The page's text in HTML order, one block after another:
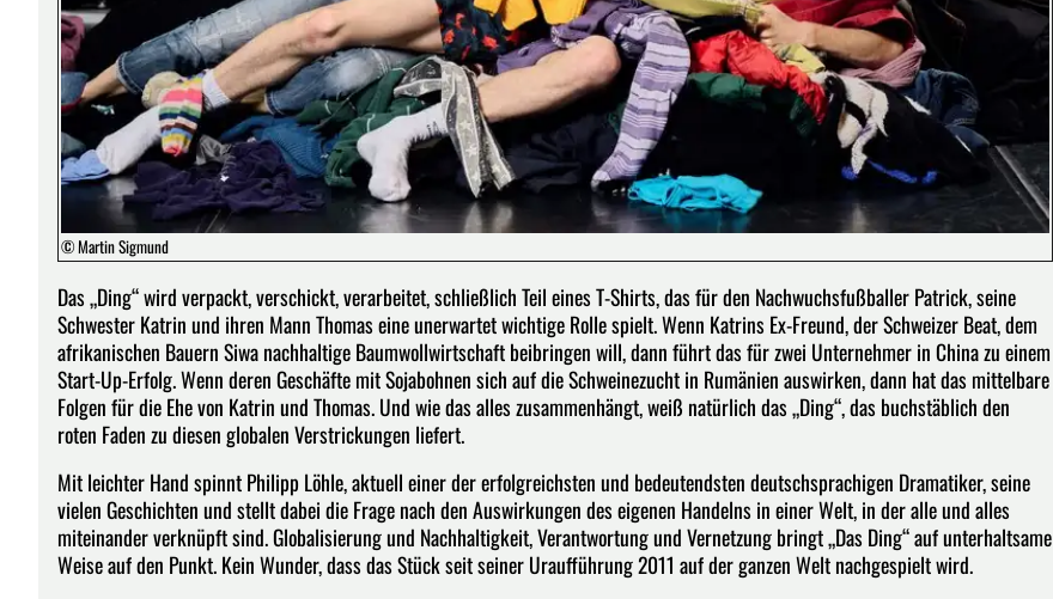
© Martin Sigmund
Das „Ding“ wird verpackt, verschickt, verarbeitet, schließlich Teil eines T-Shirts, das für den Nachwuchsfußballer Patrick, seine
Schwester Katrin und ihren Mann Thomas eine unerwartet wichtige Rolle spielt. Wenn Katrins Ex-Freund, der Schweizer Beat, dem
afrikanischen Bauern Siwa nachhaltige Baumwollwirtschaft beibringen will, dann führt das für zwei Unternehmer in China zu einem
Start-Up-Erfolg. Wenn deren Geschäfte mit Sojabohnen sich auf die Schweinezucht in Rumänien auswirken, dann hat das mittelbare
Folgen für die Ehe von Katrin und Thomas. Und wie das alles zusammenhängt, weiß natürlich das „Ding“, das buchstäblich den
roten Faden zu diesen globalen Verstrickungen liefert.
Mit leichter Hand spinnt Philipp Löhle, aktuell einer der erfolgreichsten und bedeutendsten deutschsprachigen Dramatiker, seine
vielen Geschichten und stellt dabei die Frage nach den Auswirkungen des eigenen Handelns in einer Welt, in der alle und alles
miteinander ver­knüpft sind. Globalisierung und Nachhaltigkeit, Verantwortung und Vernetzung bringt „Das Ding“ auf unterhaltsame
Weise auf den Punkt. Kein Wunder, dass das Stück seit seiner Uraufführung 2011 auf der ganzen Welt nachgespielt wird.